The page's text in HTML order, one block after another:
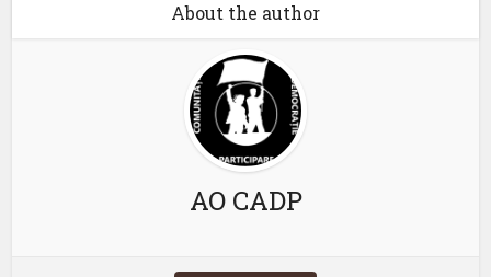
About the author
AO CADP